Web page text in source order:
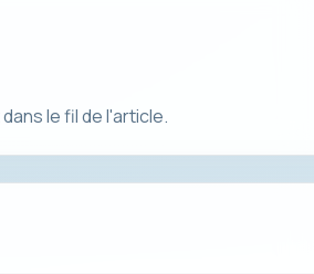
le fil de l'article.